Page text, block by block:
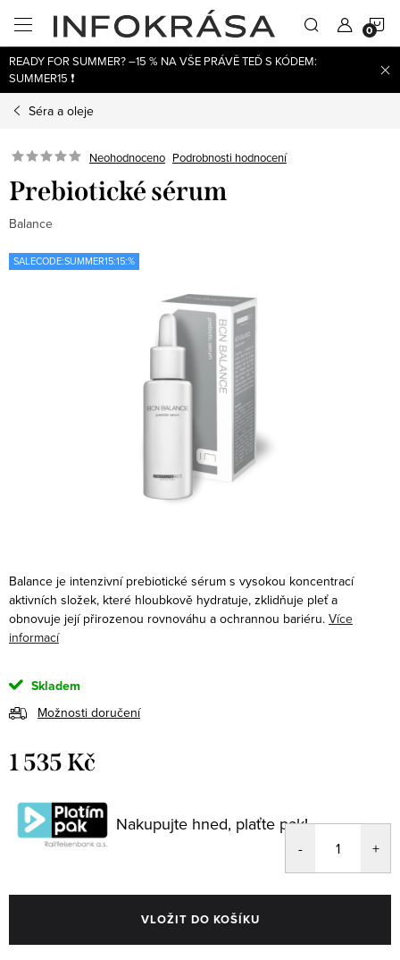
obsah
READY FOR SUMMER? –15 % NA VŠE PRÁVĚ TEĎ S KÓDEM:
SUMMER15 ❗
Séra a oleje
Neohodnoceno Podrobnosti hodnocení
Prebiotické sérum
Balance
SALECODE:SUMMER15:15:%
Balance je intenzivní prebiotické sérum s vysokou koncentrací
aktivních složek, které hloubkově hydratuje, zklidňuje pleť a
obnovuje její přirozenou rovnováhu a ochrannou bariéru. Více
informací
Skladem
Možnosti doručení
1 535 Kč
cena:
Nakupujte hned, plaťte pak!
VLOŽIT DO KOŠÍKU